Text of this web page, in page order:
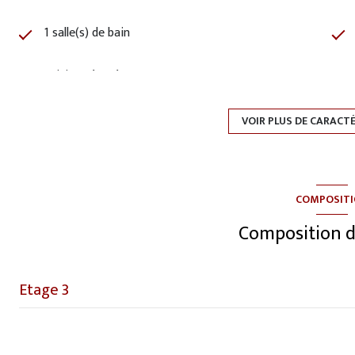
1 salle(s) de bain
cuisine séparée
quartier Le Parc Montaigne
VOIR PLUS DE
Composition
Etage 3